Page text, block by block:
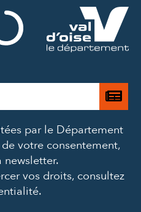
FACEBOOK
MAIL
Je
à
par le Département
votre consentement,
vos droits, consultez
.